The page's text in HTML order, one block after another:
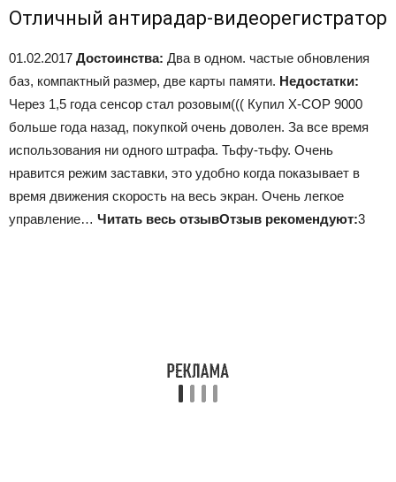
Отличный антирадар-видеорегистратор
01.02.2017 Достоинства: Два в одном. частые обновления
баз, компактный размер, две карты памяти. Недостатки:
Через 1,5 года сенсор стал розовым((( Купил X-COP 9000
больше года назад, покупкой очень доволен. За все время
использования ни одного штрафа. Тьфу-тьфу. Очень
нравится режим заставки, это удобно когда показывает в
время движения скорость на весь экран. Очень легкое
управление… Читать весь отзывОтзыв рекомендуют:3